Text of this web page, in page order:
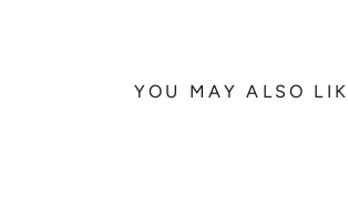
YOU MAY ALSO